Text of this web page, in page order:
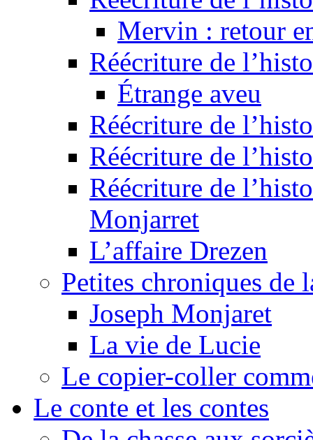
Mervin : retour
Réécriture de
Étrange aveu
Réécriture de
Réécriture de
Réécriture de
Monjarret
L’affaire Drezen
Petites chroniques de
Joseph Monjaret
La vie de Lucie
Le copier-coller
Le conte et les contes